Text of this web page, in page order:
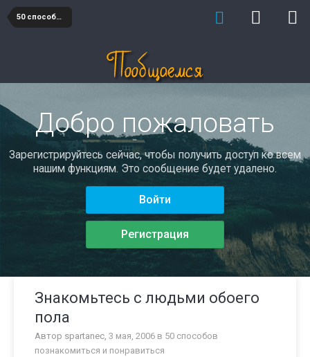
50 способов познакомиться и понравиться
Добро пожаловать
Зарегистрируйтесь сейчас, чтобы получить доступ ко всем
нашим функциям. Это сообщение будет удалено.
Войти
Регистрация
Знакомьтесь с людьми обоего
пола
Автор spartanec, 3 мая, 2006 в 50 способов
познакомиться и понравиться